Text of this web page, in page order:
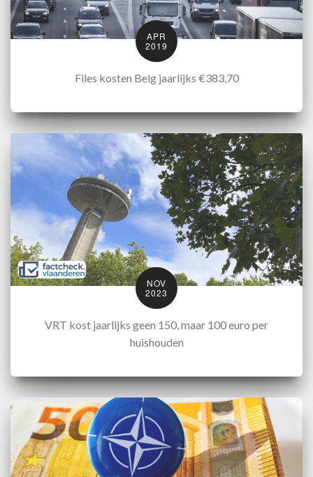
APR
2019
Files kosten Belg jaarlijks €383,70
NOV
2023
VRT kost jaarlijks geen 150, maar 100 euro per
huishouden